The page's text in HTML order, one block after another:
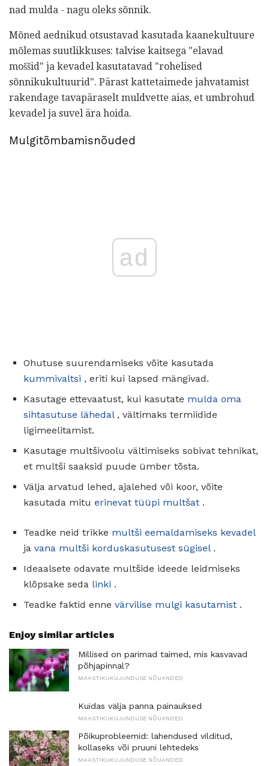
nad mulda - nagu oleks sõnnik.
Mõned aednikud otsustavad kasutada kaanekultuure
mõlemas suutlikkuses: talvise kaitsega "elavad
moššid" ja kevadel kasutatavad "rohelised
sõnnikukultuurid". Pärast kattetaimede jahvatamist
rakendage tavapäraselt muldvette aias, et umbrohud
kevadel ja suvel ära hoida.
Mulgitõmbamisnõuded
ad
Ohutuse suurendamiseks võite kasutada
kummivaltsi , eriti kui lapsed mängivad.
Kasutage ettevaatust, kui kasutate mulda oma
sihtasutuse lähedal, vältimaks termiidide
ligimeelitamist.
Kasutage multšivoolu vältimiseks sobivat tehnikat,
et multši saaksid puude ümber tõsta.
Välja arvatud lehed, ajalehed või koor, võite
kasutada mitu erinevat tüüpi multšat .
Teadke neid trikke multši eemaldamiseks kevadel
ja vana multši korduskasutusest sügisel.
Ideaalsete odavate multšide ideede leidmiseks
klõpsake seda linki .
Teadke faktid enne värvilise mulgi kasutamist .
Enjoy similar articles
Millised on parimad taimed, mis kasvavad
põhjapinnal?
MAASTIKUKUJUNDUSE NÕUANDED
Kuidas välja panna painauksed
MAASTIKUKUJUNDUSE NÕUANDED
Põikuprobleemid: lahendused vilditud,
kollaseks või pruuni lehtedeks
MAASTIKUKUJUNDUSE NÕUANDED